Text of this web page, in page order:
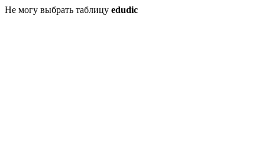
Не могу выбрать таблицу edudic